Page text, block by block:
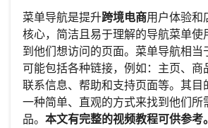
菜单导航是提升跨境电商用户体验和
核心，简洁且易于理解的导航菜单使
到他们想访问的页面。菜单导航相当
可能包括各种链接，例如：主页、商
联系信息、帮助和支持页面等。其目
一种简单、直观的方式来找到他们所
品。 本文有完整的视频教程可供参考。